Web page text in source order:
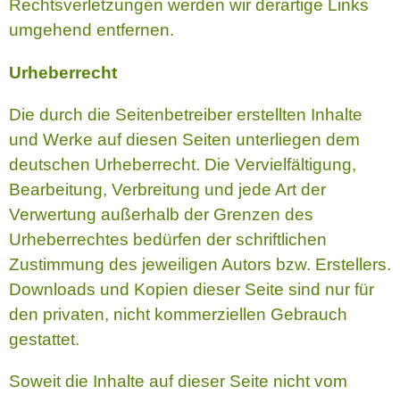
Rechtsverletzungen werden wir derartige Links
umgehend entfernen.
Urheberrecht
Die durch die Seitenbetreiber erstellten Inhalte
und Werke auf diesen Seiten unterliegen dem
deutschen Urheberrecht. Die Vervielfältigung,
Bearbeitung, Verbreitung und jede Art der
Verwertung außerhalb der Grenzen des
Urheberrechtes bedürfen der schriftlichen
Zustimmung des jeweiligen Autors bzw. Erstellers.
Downloads und Kopien dieser Seite sind nur für
den privaten, nicht kommerziellen Gebrauch
gestattet.
Soweit die Inhalte auf dieser Seite nicht vom